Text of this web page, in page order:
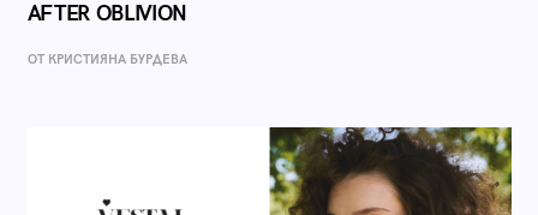
AFTER OBLIVION
ОТ КРИСТИЯНА БУРДЕВА